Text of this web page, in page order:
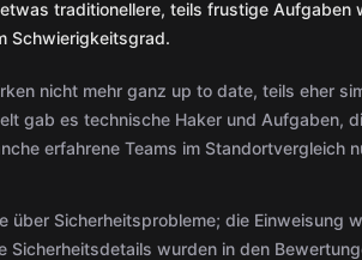
traditionellere, teils frustige
Schwierigkeitsgrad.
nicht mehr ganz up to date, teils eher
gab es technische Haker und Aufgaben,
erfahrene Teams im Standortvergleich
über Sicherheitsprobleme; die Einweisung
Sicherheitsdetails wurden in den